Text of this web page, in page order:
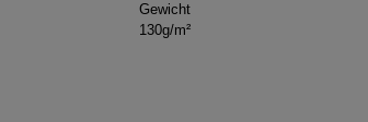
Gewicht
130g/m²